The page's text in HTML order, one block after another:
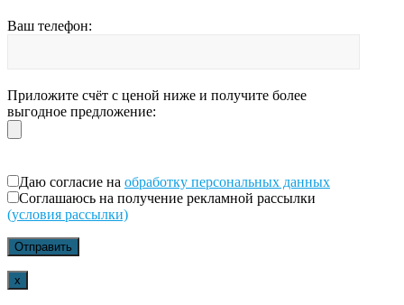
Ваш телефон:
Приложите счёт с ценой ниже и получите более
выгодное предложение:
Даю согласие на обработку персональных данных
Соглашаюсь на получение рекламной рассылки
(условия рассылки)
x